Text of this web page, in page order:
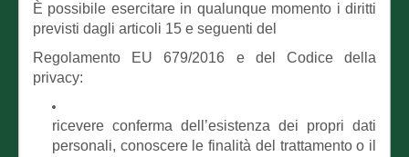
È possibile esercitare in qualunque momento i diritti
previsti dagli articoli 15 e seguenti del
Regolamento EU 679/2016 e del Codice della
privacy:
ricevere conferma dell’esistenza dei propri dati
personali, conoscere le finalità del trattamento o il